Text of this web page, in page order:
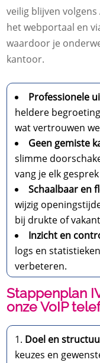
veilig blijven
het webportaal en
waardoor je
kantoor.
Professionele
heldere
wat vertrouwen
Geen gemiste
slimme
vang je elk
Schaalbaar en
wijzig
bij drukte of
Inzicht en
logs en
verbeteren.
Stappenplan
onze VoIP
Doel en
keuzes en